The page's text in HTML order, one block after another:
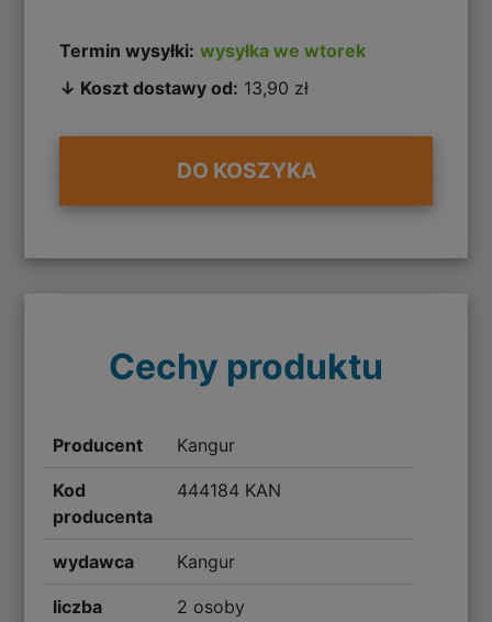
Termin wysyłki: wysyłka we wtorek
↓ Koszt dostawy od: 13,90 zł
DO KOSZYKA
Cechy produktu
Producent Kangur
Kod
producenta
444184 KAN
wydawca Kangur
liczba
2 osoby